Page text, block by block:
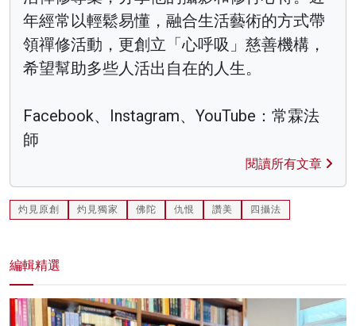
年經常以輕鬆易懂，融合生活藝術的方式帶
領禪修活動，更創立「心呼吸」慈善機構，
希望幫助多些人活出自在的人生。
Facebook、Instagram、YouTube：常霖法
師
閱讀所有文章
灼見原創 灼見獨家 佛陀 仇恨 讚美 四攝法
編輯精選